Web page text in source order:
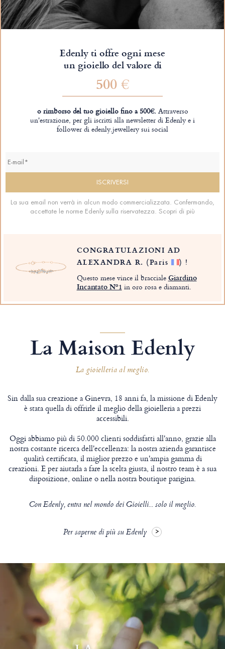
Edenly ti offre ogni mese
un gioiello del valore di
500 €
o rimborso del tuo gioiello fino a 500€.Attraverso
un'estrazione, per gli iscritti alla newsletter di Edenly e i
follower di edenly.jewellery sui social
La sua email non verrà in alcun modo commercializzata. Confermando,
accettate le norme Edenly sulla riservatezza. Scopri di più
CONGRATULAZIONI AD
ALEXANDRA R. (Paris ) !
Questo mese vince il braccialeGiardino
Incantato Nº1 in oro rosa e diamanti.
La Maison Edenly
La gioielleria al meglio.
Sin dalla sua creazione a Ginevra, 18 anni fa, la missione di Edenly
è stata quella di offrirle il meglio della gioielleria a prezzi
accessibili.
Oggi abbiamo più di 50.000 clienti soddisfatti all'anno, grazie alla
nostra costante ricerca dell'eccellenza: la nostra azienda garantisce
qualità certificata, il miglior prezzo e un'ampia gamma di
creazioni. E per aiutarla a fare la scelta giusta, il nostro team è a sua
disposizione, online o nella nostra boutique parigina.
Con Edenly, entra nel mondo dei Gioielli... solo il meglio.
Per saperne di più su Edenly